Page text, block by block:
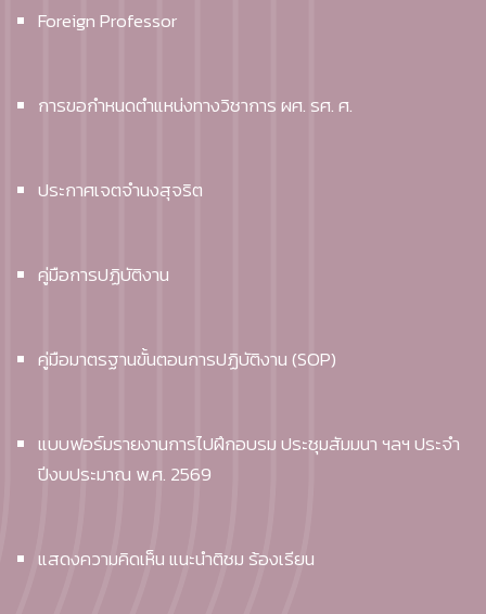
Foreign Professor
การขอกำหนดตำแหน่งทางวิชาการ ผศ. รศ. ศ.
ประกาศเจตจำนงสุจริต
คู่มือการปฏิบัติงาน
คู่มือมาตรฐานขั้นตอนการปฏิบัติงาน (SOP)
แบบฟอร์มรายงานการไปฝึกอบรม ประชุมสัมมนา ฯลฯ ประจำ
ปีงบประมาณ พ.ศ. 2569
แสดงความคิดเห็น แนะนำติชม ร้องเรียน